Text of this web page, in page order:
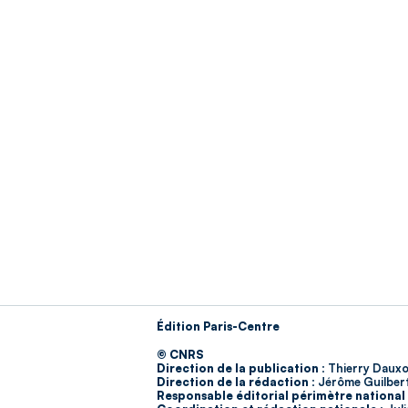
Édition Paris-Centre
© CNRS
Direction de la publication : Thierry
Direction de la rédaction : Jérôme
Responsable éditorial périmètre national